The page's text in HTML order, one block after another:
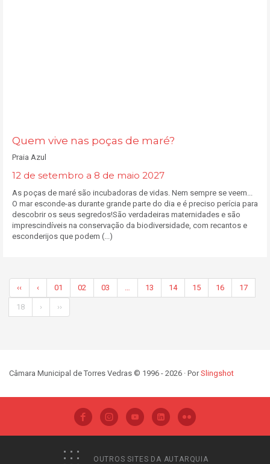
Quem vive nas poças de maré?
Praia Azul
12 de setembro a 8 de maio 2027
As poças de maré são incubadoras de vidas. Nem sempre se veem...
O mar esconde-as durante grande parte do dia e é preciso perícia para
descobrir os seus segredos!São verdadeiras maternidades e são
imprescindíveis na conservação da biodiversidade, com recantos e
esconderijos que podem (...)
‹‹ ‹ 01 02 03 … 13 14 15 16 17
18 › ››
Câmara Municipal de Torres Vedras © 1996 - 2026 · PorSlingshot
OUTROS SITES DA AUTARQUIA